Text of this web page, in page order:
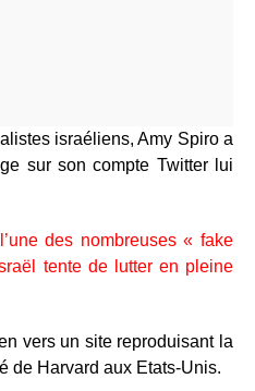
israéliens, Amy Spiro a
sur son compte Twitter lui
des nombreuses « fake
tente de lutter en pleine
vers un site reproduisant la
de Harvard aux Etats-Unis.